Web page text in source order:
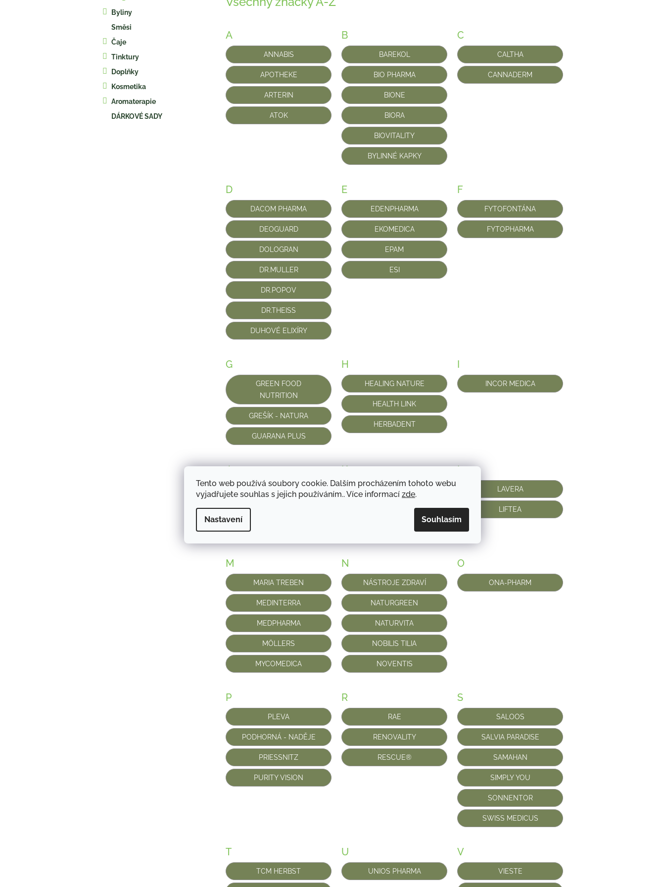
Tento web používá soubory cookie. Dalším procházením tohoto webu
vyjadřujete souhlas s jejich používáním.. Více informací zde.
Nastavení Souhlasím
Byliny
Směsi
Čaje
Tinktury
Doplňky
Kosmetika
Aromaterapie
DÁRKOVÉ SADY
A
ANNABIS
APOTHEKE
ARTERIN
ATOK
B
BAREKOL
BIO PHARMA
BIONE
BIORA
BIOVITALITY
BYLINNÉ KAPKY
C
CALTHA
CANNADERM
D
DACOM PHARMA
DEOGUARD
DOLOGRAN
DR.MULLER
DR.POPOV
DR.THEISS
DUHOVÉ ELIXÍRY
E
EDENPHARMA
EKOMEDICA
EPAM
ESI
F
FYTOFONTÁNA
FYTOPHARMA
G
GREEN FOOD
NUTRITION
GREŠÍK - NATURA
GUARANA PLUS
H
HEALING NATURE
HEALTH LINK
HERBADENT
I
INCOR MEDICA
J
JAMIESON
K
KITL
KOLOIDNÍ STŘÍBRO
L
LAVERA
LIFTEA
M
MARIA TREBEN
MEDINTERRA
MEDPHARMA
MÖLLERS
MYCOMEDICA
N
NÁSTROJE ZDRAVÍ
NATURGREEN
NATURVITA
NOBILIS TILIA
NOVENTIS
O
ONA-PHARM
P
PLEVA
PODHORNÁ - NADĚJE
PRIESSNITZ
PURITY VISION
R
RAE
RENOVALITY
RESCUE®
S
SALOOS
SALVIA PARADISE
SAMAHAN
SIMPLY YOU
SONNENTOR
SWISS MEDICUS
T
TCM HERBST
U
UNIOS PHARMA
V
VIESTE